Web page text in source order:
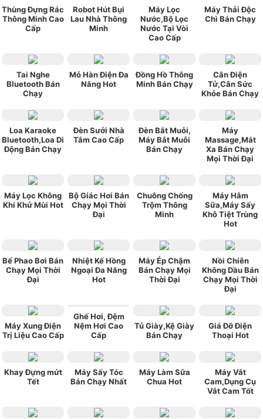
Thùng Đựng Rác
Thông Minh Cao
Cấp
Robot Hút Bụi
Lau Nhà Thông
Minh
Máy Lọc
Nước,Bộ Lọc
Nước Tại Vòi
Cao Cấp
Máy Thải Độc
Chì Bán Chạy
Tai Nghe
Bluetooth Bán
Chạy
Mỏ Hàn Điện Đa
Năng Hot
Đồng Hồ Thông
Minh Bán Chạy
Cân Điện
Tử,Cân Sức
Khỏe Bán Chạy
Loa Karaoke
Bluetooth,Loa Di
Động Bán Chạy
Đèn Sưởi Nhà
Tắm Cao Cấp
Đèn Bắt Muỗi,
Máy Bắt Muỗi
Bán Chạy
Máy
Massage,Mát
Xa Bán Chạy
Mọi Thời Đại
Máy Lọc Không
Khí Khử Mùi Hot
Bộ Giác Hơi Bán
Chạy Mọi Thời
Đại
Chuông Chống
Trộm Thông
Minh
Máy Hâm
Sữa,Máy Sấy
Khô Tiệt Trùng
Hot
Bể Phao Bơi Bán
Chạy Mọi Thời
Đại
Nhiệt Kế Hồng
Ngoại Đa Năng
Hot
Máy Ép Chậm
Bán Chạy Mọi
Thời Đại
Nồi Chiên
Không Dầu Bán
Chạy Mọi Thời
Đại
Máy Xung Điện
Trị Liệu Cao Cấp
Ghế Hơi, Đệm
Nệm Hơi Cao
Cấp
Tủ Giày,Kệ Giày
Bán Chạy
Giá Đỡ Điện
Thoại Hot
Khay Đựng mứt
Tết
Máy Sấy Tóc
Bán Chạy Nhất
Máy Làm Sữa
Chua Hot
Máy Vắt
Cam,Dụng Cụ
Vắt Cam Tốt